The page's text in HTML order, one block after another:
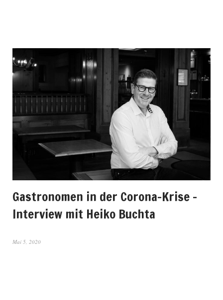
Gastronomen in der Corona-Krise –
Interview mit Heiko Buchta
Mai 5, 2020